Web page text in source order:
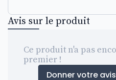
Avis sur le produit
Ce produit n'a pas
premier !
Donner votre